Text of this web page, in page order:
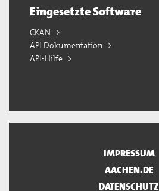
Eingesetzte Software
CKAN
API Dokumentation
API-Hilfe
IMPRESSUM
AACHEN.DE
DATENSCHUTZ